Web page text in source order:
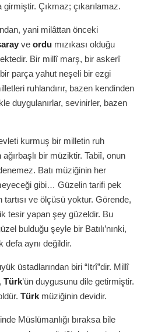
Çıkmaz; çıkarılamaz.
yani milâttan önceki
ve ordu mızıkası olduğu
Bir millî marş, bir askerî
parça yahut neşeli bir ezgi
ruhlandırır, bazen kendinden
duygulanırlar, sevinirler, bazen
kurmuş bir milletin ruh
bir müziktir. Tabiî, onun
Batı müziğinin her
gibi… Güzelin tarifi pek
ve ölçüsü yoktur. Görende,
tesir yapan şey güzeldir. Bu
bulduğu şeyle bir Batılı’nınki,
defa aynı değildir.
üstadlarından biri “Itrî”dir. Millî
Türk’ün duygusunu dile getirmiştir.
Türk müziğinin devidir.
Müslümanlığı bıraksa bile